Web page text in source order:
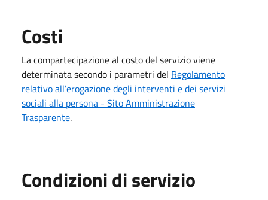
Costi
La compartecipazione al costo del servizio viene
determinata secondo i parametri del Regolamento
relativo all’erogazione degli interventi e dei servizi
sociali alla persona - Sito Amministrazione
Trasparente.
Condizioni di servizio